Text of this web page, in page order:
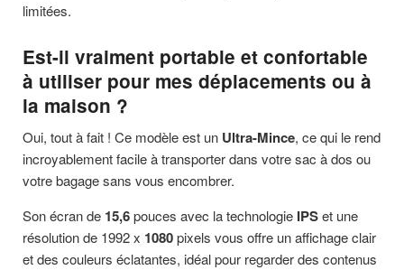
limitées.
Est-il vraiment portable et confortable
à utiliser pour mes déplacements ou à
la maison ?
Oui, tout à fait ! Ce modèle est un Ultra-Mince, ce qui le rend
incroyablement facile à transporter dans votre sac à dos ou
votre bagage sans vous encombrer.
Son écran de 15,6pouces avec la technologie IPSet une
résolution de 1992 x 1080pixels vous offre un affichage clair
et des couleurs éclatantes, idéal pour regarder des contenus